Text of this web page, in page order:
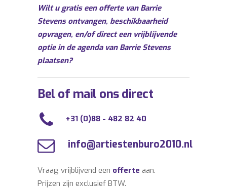
Wilt u gratis een offerte van Barrie
Stevens ontvangen, beschikbaarheid
opvragen, en/of direct een vrijblijvende
optie in de agenda van Barrie Stevens
plaatsen?
Bel of mail ons direct
+31 (0)88 - 482 82 40
info@artiestenburo2010.nl
Vraag vrijblijvend een offerte aan.
Prijzen zijn exclusief BTW.